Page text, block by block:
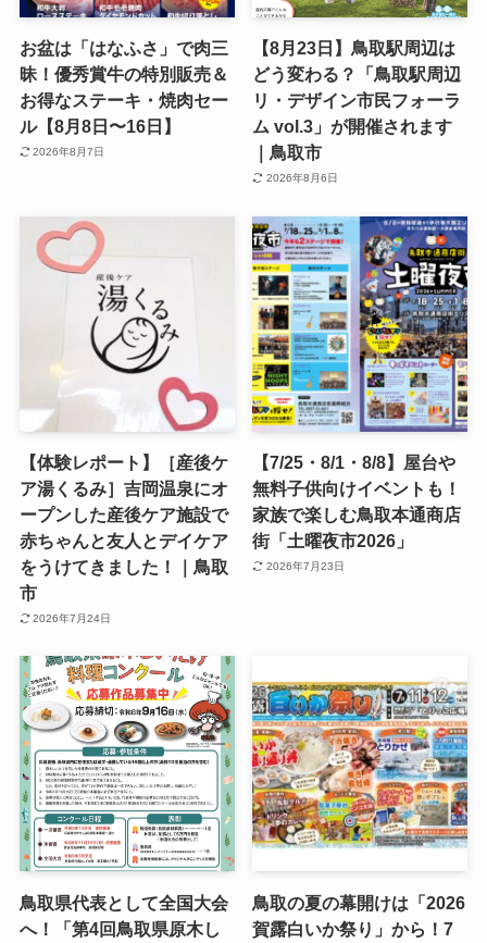
お盆は「はなふさ」で肉三
昧！優秀賞牛の特別販売＆
お得なステーキ・焼肉セー
ル【8月8日〜16日】
2026年8月7日
【8月23日】鳥取駅周辺は
どう変わる？「鳥取駅周辺
リ・デザイン市民フォーラ
ム vol.3」が開催されます
｜鳥取市
2026年8月6日
【体験レポート】［産後ケ
ア湯くるみ］吉岡温泉にオ
ープンした産後ケア施設で
赤ちゃんと友人とデイケア
をうけてきました！｜鳥取
市
2026年7月24日
【7/25・8/1・8/8】屋台や
無料子供向けイベントも！
家族で楽しむ鳥取本通商店
街「土曜夜市2026」
2026年7月23日
鳥取県代表として全国大会
へ！「第4回鳥取県原木し
鳥取の夏の幕開けは「2026
賀露白いか祭り」から！7